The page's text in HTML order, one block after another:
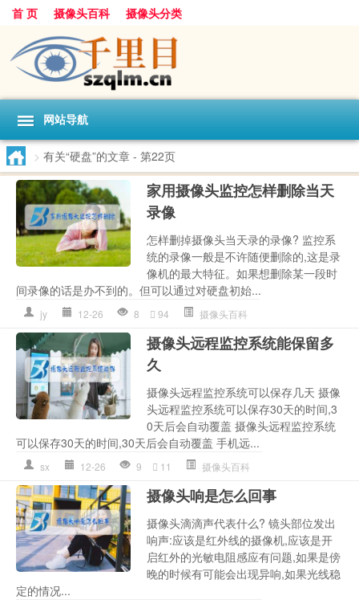
首 页 摄像头百科 摄像头分类
网站导航
> 有关“硬盘”的文章 - 第22页
家用摄像头监控怎样删除当天
录像
怎样删掉摄像头当天录的录像? 监控系
统的录像一般是不许随便删除的,这是录
像机的最大特征。如果想删除某一段时
间录像的话是办不到的。但可以通过对硬盘初始...
jy 12-26 8 94 摄像头百科
摄像头远程监控系统能保留多
久
摄像头远程监控系统可以保存几天 摄像
头远程监控系统可以保存30天的时间,3
0天后会自动覆盖 摄像头远程监控系统
可以保存30天的时间,30天后会自动覆盖 手机远...
sx 12-26 9 11 摄像头百科
摄像头响是怎么回事
摄像头滴滴声代表什么? 镜头部位发出
响声:应该是红外线的摄像机,应该是开
启红外的光敏电阻感应有问题,如果是傍
晚的时候有可能会出现异响,如果光线稳
定的情况...